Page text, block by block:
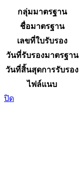
กลุ่มมาตรฐาน
ชื่อมาตรฐาน
เลขที่ใบรับรอง
วันที่รับรองมาตรฐาน
วันที่สิ้นสุดการรับรอง
ไฟล์แนบ
ปิด